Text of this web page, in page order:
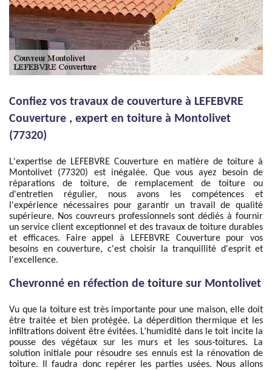
Confiez vos travaux de couverture à LEFEBVRE
Couverture , expert en toiture à Montolivet
(77320)
L'expertise de LEFEBVRE Couverture en matière de toiture à
Montolivet (77320) est inégalée. Que vous ayez besoin de
réparations de toiture, de remplacement de toiture ou
d'entretien régulier, nous avons les compétences et
l'expérience nécessaires pour garantir un travail de qualité
supérieure. Nos couvreurs professionnels sont dédiés à fournir
un service client exceptionnel et des travaux de toiture durables
et efficaces. Faire appel à LEFEBVRE Couverture pour vos
besoins en couverture, c'est choisir la tranquillité d'esprit et
l'excellence.
Chevronné en réfection de toiture sur Montolivet
Vu que la toiture est très importante pour une maison, elle doit
être traitée et bien protégée. La déperdition thermique et les
infiltrations doivent être évitées. L’humidité dans le toit incite la
pousse des végétaux sur les murs et les sous-toitures. La
solution initiale pour résoudre ses ennuis est la rénovation de
toiture. Il faudra donc repérer les parties usées. Nous allons